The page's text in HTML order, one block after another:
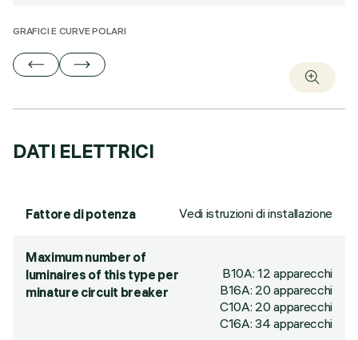
GRAFICI E CURVE POLARI
DATI ELETTRICI
Fattore di potenza Vedi istruzioni di installazione
Maximum number of
luminaires of this type per
minature circuit breaker
B10A: 12 apparecchi
B16A: 20 apparecchi
C10A: 20 apparecchi
C16A: 34 apparecchi